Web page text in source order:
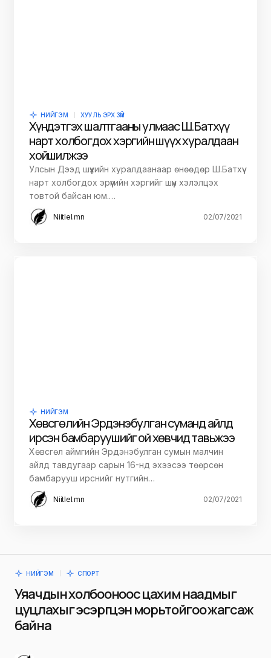
НИЙГЭМ ХУУЛЬ ЭРХ ЗҮЙ
Хүндэтгэх шалтгааны улмаас Ш.Батхүү
нарт холбогдох хэргийн шүүх хуралдаан
хойшилжээ
Улсын Дээд шүүхийн хуралдаанаар өнөөдөр Ш.Батхүү
нарт холбогдох эрүүгийн хэргийг шүүн хэлэлцэх
товтой байсан юм.…
Niitlel.mn 02/07/2021
НИЙГЭМ
Хөвсгөлийн Эрдэнэбулган суманд айлд
ирсэн бамбаруушийг ой хөвчид тавьжээ
Хөвсгөл аймгийн Эрдэнэбулган сумын малчин
айлд тавдугаар сарын 16-нд эхээсээ төөрсөн
бамбарууш ирснийг нутгийн…
Niitlel.mn 02/07/2021
НИЙГЭМ СПОРТ
Уяачдын холбооноос цахим наадмыг
цуцлахыг эсэргүүцэн морьтойгоо жагсаж
байна